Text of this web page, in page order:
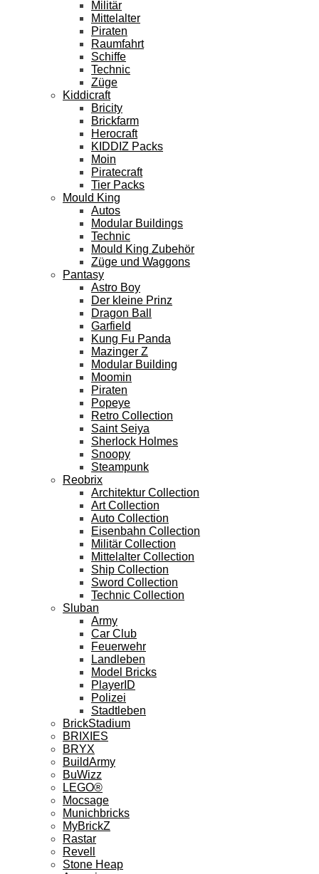
Militär
Mittelalter
Piraten
Raumfahrt
Schiffe
Technic
Züge
Kiddicraft
Bricity
Brickfarm
Herocraft
KIDDIZ Packs
Moin
Piratecraft
Tier Packs
Mould King
Autos
Modular Buildings
Technic
Mould King Zubehör
Züge und Waggons
Pantasy
Astro Boy
Der kleine Prinz
Dragon Ball
Garfield
Kung Fu Panda
Mazinger Z
Modular Building
Moomin
Piraten
Popeye
Retro Collection
Saint Seiya
Sherlock Holmes
Snoopy
Steampunk
Reobrix
Architektur Collection
Art Collection
Auto Collection
Eisenbahn Collection
Militär Collection
Mittelalter Collection
Ship Collection
Sword Collection
Technic Collection
Sluban
Army
Car Club
Feuerwehr
Landleben
Model Bricks
PlayerID
Polizei
Stadtleben
BrickStadium
BRIXIES
BRYX
BuildArmy
BuWizz
LEGO®
Mocsage
Munichbricks
MyBrickZ
Rastar
Revell
Stone Heap